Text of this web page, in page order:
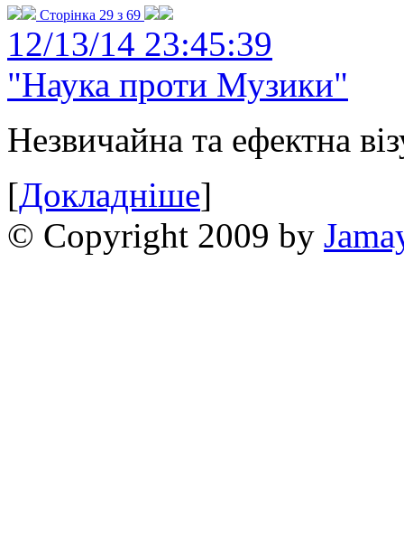
Сторінка 29 з 69
12/13/14 23:45:39
"Наука проти Музики"
Незвичайна та ефектна
[Докладніше]
© Copyright 2009 by